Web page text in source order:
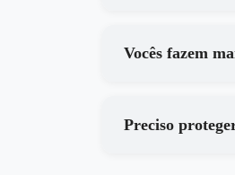
Vocês fazem
Preciso